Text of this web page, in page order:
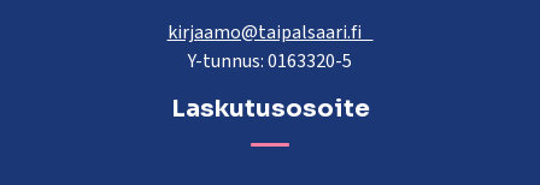
kirjaamo@taipalsaari.fi
Y-tunnus: 0163320-5
Laskutusosoite